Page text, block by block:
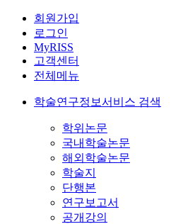
회원가입
로그인
MyRISS
고객센터
전체메뉴
학술연구정보서비스 검색
학위논문
국내학술논문
해외학술논문
학술지
단행본
연구보고서
공개강의